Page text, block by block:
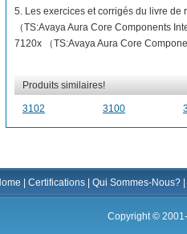
5. Les exercices et corrigés du livre de
（TS:Avaya Aura Core Components
7120x （TS:Avaya Aura Core
Produits similaires!
3102 3100
Certifications Qui Sommes-Nous?
Copyright ©